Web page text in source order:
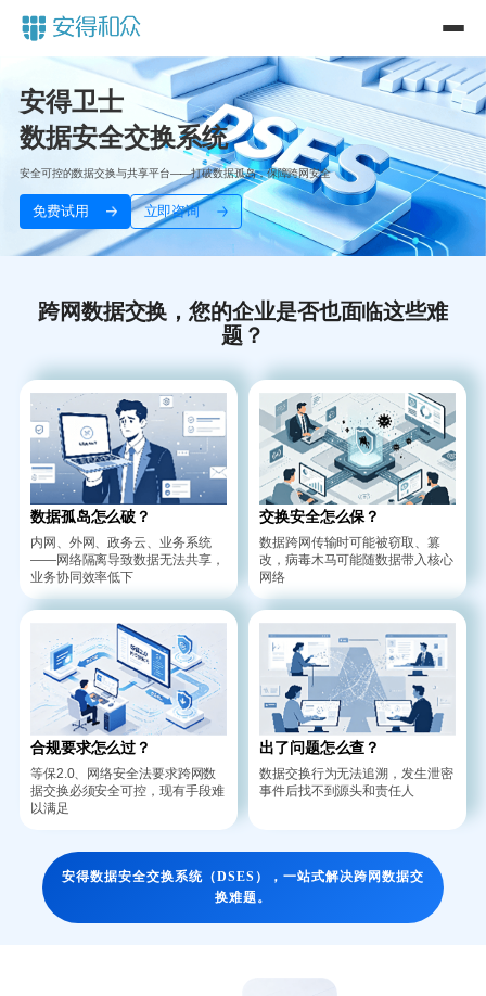
安得卫士
数据安全交换系统
安全可控的数据交换与共享平台——打破数据孤岛，保障跨网安全
免费试用 立即咨询
跨网数据交换，您的企业是否也面临这些难
题？
数据孤岛怎么破？
内网、外网、政务云、业务系统
——网络隔离导致数据无法共享，
业务协同效率低下
交换安全怎么保？
数据跨网传输时可能被窃取、篡
改，病毒木马可能随数据带入核心
网络
合规要求怎么过？
等保2.0、网络安全法要求跨网数
据交换必须安全可控，现有手段难
以满足
出了问题怎么查？
数据交换行为无法追溯，发生泄密
事件后找不到源头和责任人
安得数据安全交换系统（DSES），一站式解决跨网数据交
换难题。